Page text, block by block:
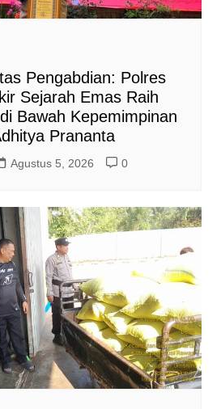
Pengabdian: Polres
Sejarah Emas Raih
Bawah Kepemimpinan
Prananta
Agustus 5, 2026 0